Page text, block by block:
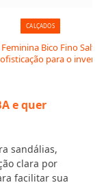
CALÇADOS
Bico Fino Salto
para o inverno
e quer
sandálias,
clara por
facilitar sua